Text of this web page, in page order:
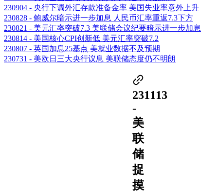
230904 - 央行下调外汇存款准备金率 美国失业率意外上升
230828 - 鲍威尔暗示进一步加息 人民币汇率重返7.3下方
230821 - 美元汇率突破7.3 美联储会议纪要暗示进一步加息
230814 - 美国核心CPI创新低 美元汇率突破7.2
230807 - 英国加息25基点 美就业数据不及预期
230731 - 美欧日三大央行议息 美联储态度仍不明朗
231113
-
美
联
储
捉
摸